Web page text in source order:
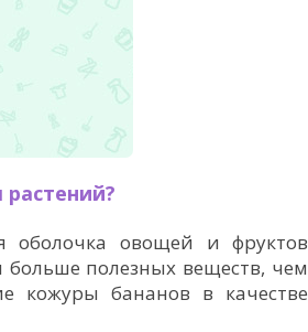
оболочка овощей и фруктов
полезных веществ, чем
кожуры бананов в качестве